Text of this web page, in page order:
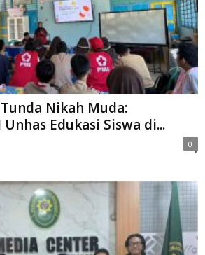
Nikah Muda:
Edukasi Siswa di...
0